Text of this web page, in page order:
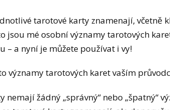
tarotové karty znamenají, včetně
jsou mé osobní významy tarotových
– a nyní je můžete používat i vy!
významy tarotových karet vaším
nemají žádný „správný“ nebo „špatný“